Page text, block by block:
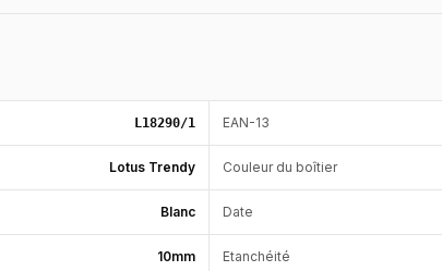
L18290/1 EAN-13
Lotus Trendy Couleur du boîtier
Blanc Date
10mm Etanchéité